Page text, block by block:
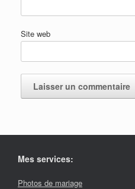
Site web
Mes services:
Photos de mariage